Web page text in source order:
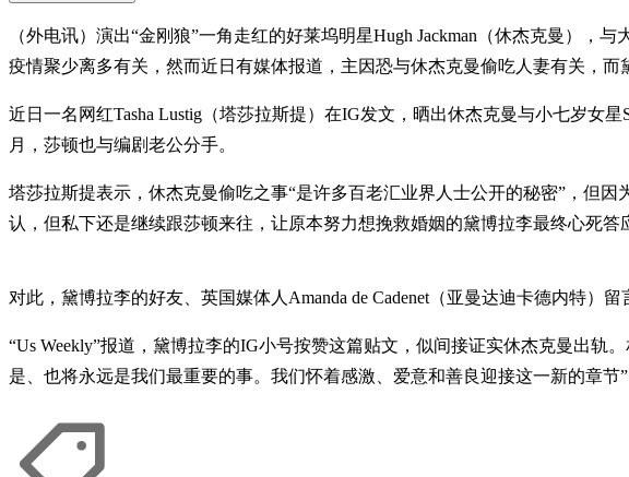
（外电讯）演出“金刚狼”一角走红的好莱坞明星Hugh Jackman（休杰克曼），
疫情聚少离多有关，然而近日有媒体报道，主因恐与休杰克曼偷吃人妻有关，
近日一名网红Tasha Lustig（塔莎拉斯提）在IG发文，晒出休杰克曼与小七岁女
月，莎顿也与编剧老公分手。
塔莎拉斯提表示，休杰克曼偷吃之事“是许多百老汇业界人士公开的秘密”，但
认，但私下还是继续跟莎顿来往，让原本努力想挽救婚姻的黛博拉李最终心死答
对此，黛博拉李的好友、英国媒体人Amanda de Cadenet（亚曼达迪卡德内特）
“Us Weekly”报道，黛博拉李的IG小号按赞这篇贴文，似间接证实休杰克曼出
是、也将永远是我们最重要的事。我们怀着感激、爱意和善良迎接这一新的章节